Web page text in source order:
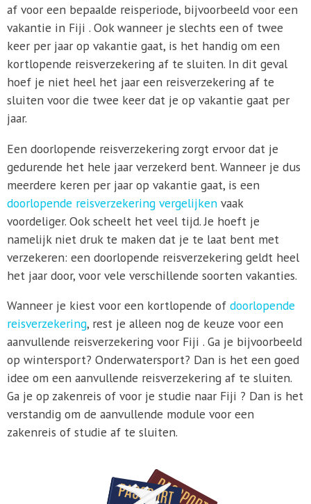
af voor een bepaalde reisperiode, bijvoorbeeld voor een
vakantie in Fiji . Ook wanneer je slechts een of twee
keer per jaar op vakantie gaat, is het handig om een
kortlopende reisverzekering af te sluiten. In dit geval
hoef je niet heel het jaar een reisverzekering af te
sluiten voor die twee keer dat je op vakantie gaat per
jaar.
Een doorlopende reisverzekering zorgt ervoor dat je
gedurende het hele jaar verzekerd bent. Wanneer je dus
meerdere keren per jaar op vakantie gaat, is een
doorlopende reisverzekering vergelijkenvaak
voordeliger. Ook scheelt het veel tijd. Je hoeft je
namelijk niet druk te maken dat je te laat bent met
verzekeren: een doorlopende reisverzekering geldt heel
het jaar door, voor vele verschillende soorten vakanties.
Wanneer je kiest voor een kortlopende of doorlopende
reisverzekering, rest je alleen nog de keuze voor een
aanvullende reisverzekering voor Fiji . Ga je bijvoorbeeld
op wintersport? Onderwatersport? Dan is het een goed
idee om een aanvullende reisverzekering af te sluiten.
Ga je op zakenreis of voor je studie naar Fiji ? Dan is het
verstandig om de aanvullende module voor een
zakenreis of studie af te sluiten.